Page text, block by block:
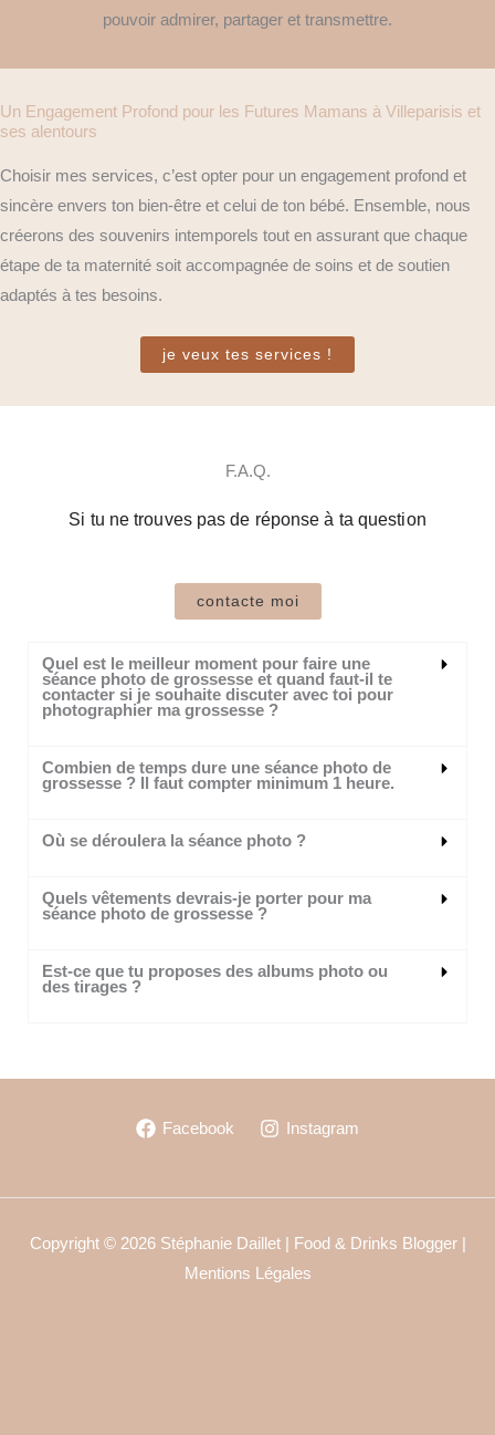
pouvoir admirer, partager et transmettre.
Un Engagement Profond pour les Futures Mamans à Villeparisis et
ses alentours
Choisir mes services, c’est opter pour un engagement profond et
sincère envers ton bien-être et celui de ton bébé. Ensemble, nous
créerons des souvenirs intemporels tout en assurant que chaque
étape de ta maternité soit accompagnée de soins et de soutien
adaptés à tes besoins.
je veux tes services !
F.A.Q.
Si tu ne trouves pas de réponse à ta question
contacte moi
Quel est le meilleur moment pour faire une
séance photo de grossesse et quand faut-il te
contacter si je souhaite discuter avec toi pour
photographier ma grossesse ?
Combien de temps dure une séance photo de
grossesse ? Il faut compter minimum 1 heure.
Où se déroulera la séance photo ?
Quels vêtements devrais-je porter pour ma
séance photo de grossesse ?
Est-ce que tu proposes des albums photo ou
des tirages ?
Facebook Instagram
Copyright © 2026 Stéphanie Daillet | Food & Drinks Blogger |
Mentions Légales